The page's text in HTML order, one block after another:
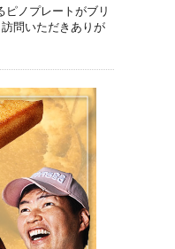
ピノプレートがブリ
問いただきありが